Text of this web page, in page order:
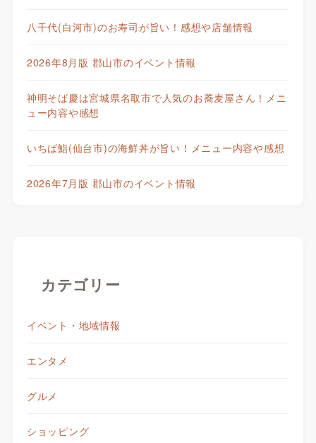
八千代(白河市)のお寿司が旨い！感想や店舗情報
2026年8月版 郡山市のイベント情報
神明そば慶は宮城県名取市で人気のお蕎麦屋さん！メニ
ュー内容や感想
いちば鮨(仙台市)の海鮮丼が旨い！メニュー内容や感想
2026年7月版 郡山市のイベント情報
カテゴリー
イベント・地域情報
エンタメ
グルメ
ショッピング